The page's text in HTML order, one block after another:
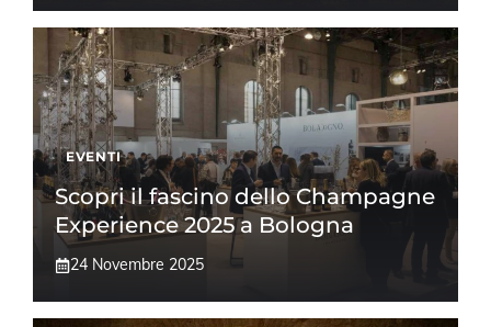
EVENTI
Scopri il fascino dello Champagne
Experience 2025 a Bologna
24 Novembre 2025